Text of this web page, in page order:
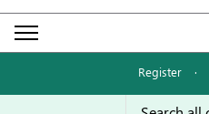
Register ·